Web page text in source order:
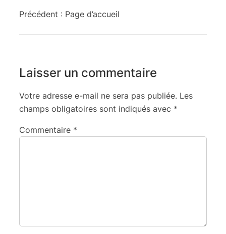
Précédent : Page d’accueil
Laisser un commentaire
Votre adresse e-mail ne sera pas publiée. Les
champs obligatoires sont indiqués avec *
Commentaire *